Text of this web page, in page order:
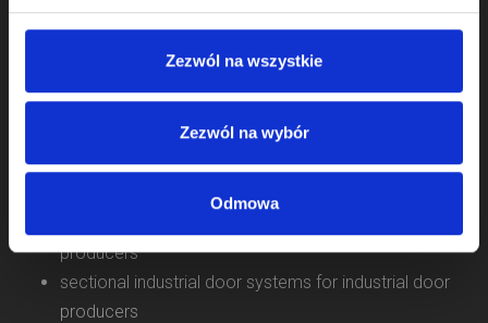
Zezwól na wszystkie
Zezwól na wybór
Odmowa
We started activity in door component business in 2009
and we operate as KOMPONENTY DO BRAM Sp. z o.o.
We offer:
producers
sectional industrial door systems for industrial door
producers